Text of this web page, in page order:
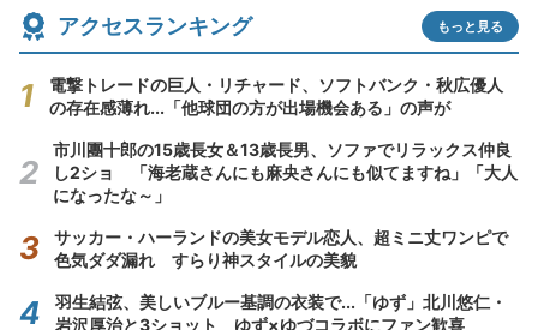
アクセスランキング もっと見る
電撃トレードの巨人・リチャード、ソフトバンク・秋広優人
の存在感薄れ...「他球団の方が出場機会ある」の声が
市川團十郎の15歳長女＆13歳長男、ソファでリラックス仲良
し2ショ 「海老蔵さんにも麻央さんにも似てますね」「大人
になったな～」
サッカー・ハーランドの美女モデル恋人、超ミニ丈ワンピで
色気ダダ漏れ すらり神スタイルの美貌
羽生結弦、美しいブルー基調の衣装で...「ゆず」北川悠仁・
岩沢厚治と3ショット ゆず×ゆづコラボにファン歓喜